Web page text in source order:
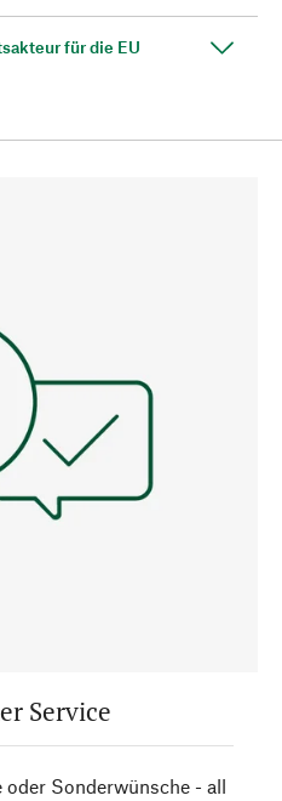
für die EU
Service
oder Sonderwünsche - all